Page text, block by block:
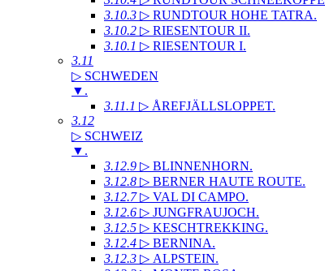
3.10.3 ▷ RUNDTOUR HOHE TATRA.
3.10.2 ▷ RIESENTOUR II.
3.10.1 ▷ RIESENTOUR I.
3.11
▷ SCHWEDEN
▼ .
3.11.1 ▷ ÅREFJÄLLSLOPPET.
3.12
▷ SCHWEIZ
▼ .
3.12.9 ▷ BLINNENHORN.
3.12.8 ▷ BERNER HAUTE ROUTE.
3.12.7▷ VAL DI CAMPO.
3.12.6 ▷ JUNGFRAUJOCH.
3.12.5 ▷ KESCHTREKKING.
3.12.4 ▷ BERNINA.
3.12.3 ▷ ALPSTEIN.